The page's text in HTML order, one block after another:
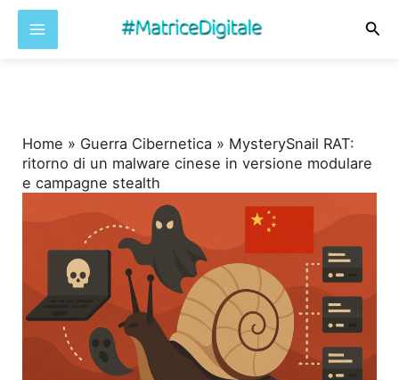
Home » Guerra Cibernetica » MysterySnail RAT:
ritorno di un malware cinese in versione modulare
e campagne stealth